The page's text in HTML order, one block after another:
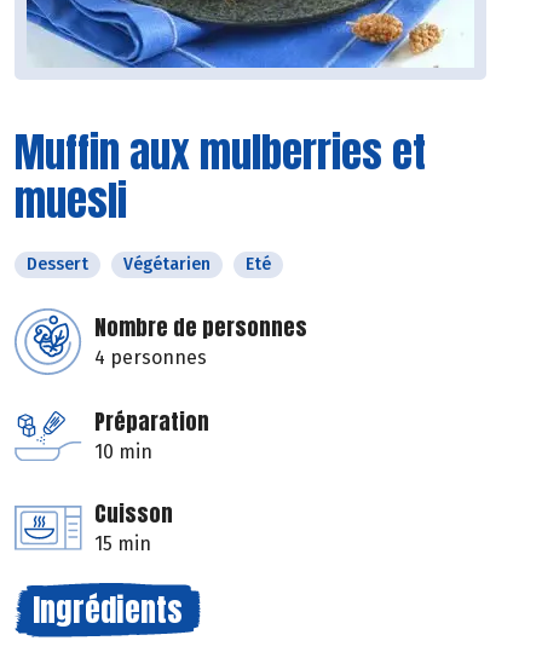
Muffin aux mulberries et
muesli
Dessert Végétarien Eté
Nombre de personnes
4 personnes
Préparation
10 min
Cuisson
15 min
Ingrédients